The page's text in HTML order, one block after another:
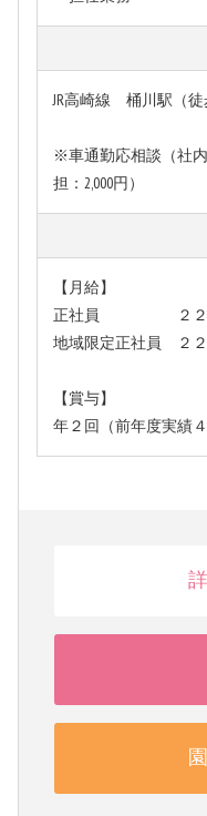
JR高崎線 桶川駅（徒
※車通勤応相談（社
担：2,000円）
【月給】
正社員 ２２６,
地域限定正社員 ２２
【賞与】
年２回（前年度実績